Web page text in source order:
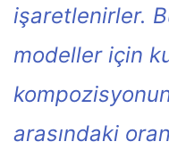
işaretlenirler.
modeller için
arasındaki